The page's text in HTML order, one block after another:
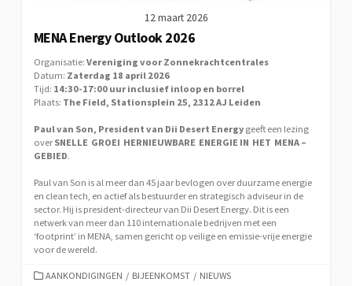
12 maart 2026
MENA Energy Outlook 2026
Organisatie: Vereniging voor Zonnekrachtcentrales
Datum: Zaterdag 18 april 2026
Tijd: 14:30-17:00 uur inclusief inloop en borrel
Plaats: The Field, Stationsplein 25, 2312 AJ Leiden
Paul van Son, President van Dii Desert Energy geeft een lezing
over SNELLE GROEI HERNIEUWBARE ENERGIE IN HET MENA –
GEBIED.
Paul van Son is al meer dan 45 jaar bevlogen over duurzame energie
en clean tech, en actief als bestuurder en strategisch adviseur in de
sector. Hij is president-directeur van Dii Desert Energy. Dit is een
netwerk van meer dan 110 internationale bedrijven met een
‘footprint’ in MENA, samen gericht op veilige en emissie-vrije energie
voor de wereld.
CATEGORIEËN
AANKONDIGINGEN / BIJEENKOMST / NIEUWS